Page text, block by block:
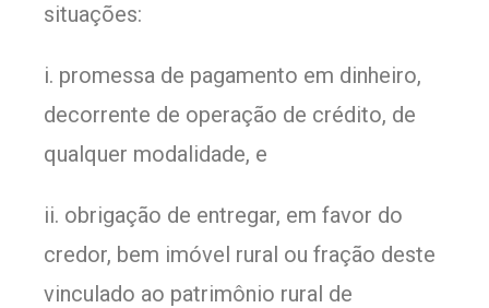
situações:
i. promessa de pagamento em dinheiro,
decorrente de operação de crédito, de
qualquer modalidade, e
ii. obrigação de entregar, em favor do
credor, bem imóvel rural ou fração deste
vinculado ao patrimônio rural de